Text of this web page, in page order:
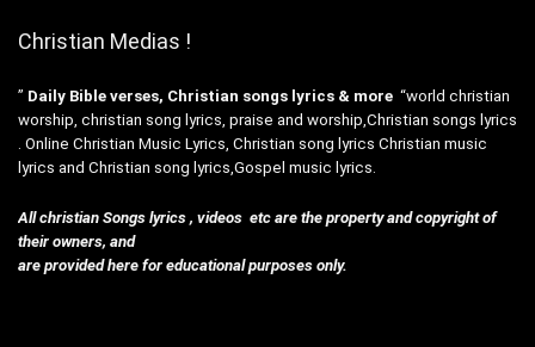
Christian Medias !
” Daily Bible verses, Christian songs lyrics & more “world christian
worship, christian song lyrics, praise and worship,Christian songs lyrics
. Online Christian Music Lyrics, Christian song lyrics Christian music
lyrics and Christian song lyrics,Gospel music lyrics.
All christian Songs lyrics , videos etc are the property and copyright of
their owners, and
are provided here for educational purposes only.